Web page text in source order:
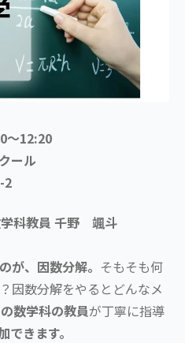
～12:20
ール
2
科教員 千野 颯斗
が、因数分解。 そもそも何
因数分解をやるとどんなメ
数学科の教員が丁寧に指導
きます。